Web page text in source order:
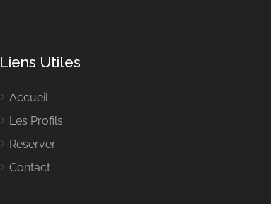
Liens Utiles
Accueil
Les Profils
Reserver
Contact